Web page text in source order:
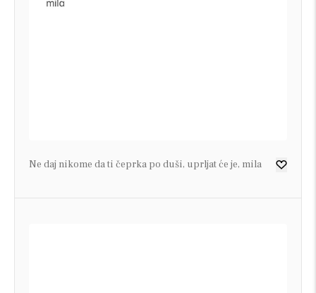
Ne daj nikome da ti čeprka po duši, uprljat će je, mila